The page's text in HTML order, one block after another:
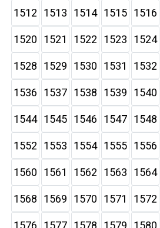
1512 1513 1514 1515 1516
1520 1521 1522 1523 1524
1528 1529 1530 1531 1532
1536 1537 1538 1539 1540
1544 1545 1546 1547 1548
1552 1553 1554 1555 1556
1560 1561 1562 1563 1564
1568 1569 1570 1571 1572
1576 1577 1578 1579 1580